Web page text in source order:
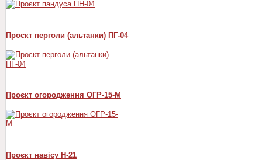
Проєкт перголи (альтанки) ПГ-04
Проєкт огородження ОГР-15-М
Проєкт навісу Н-21